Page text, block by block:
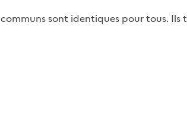
sont identiques pour tous. Ils